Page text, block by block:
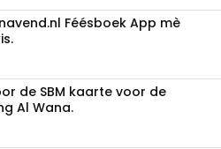
Féésboek App mè
de SBM kaarte voor de
Al Wana.